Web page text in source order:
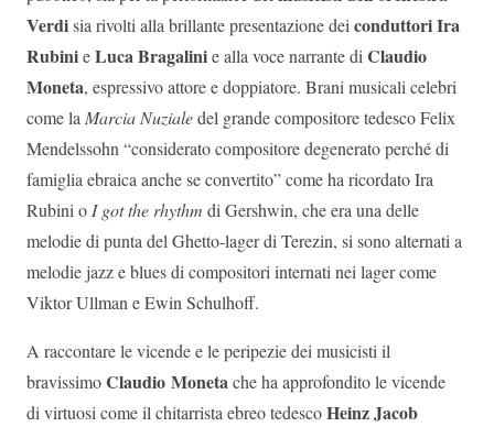
Verdisia rivolti alla brillante presentazione dei conduttori Ira
RubinieLuca Bragalinie alla voce narrante di Claudio
Moneta, espressivo attore e doppiatore. Brani musicali celebri
come la Marcia Nuzialedel grande compositore tedesco Felix
Mendelssohn “considerato compositore degenerato perché di
famiglia ebraica anche se convertito” come ha ricordato Ira
Rubini o I got the rhythm di Gershwin, che era una delle
melodie di punta del Ghetto-lager di Terezin, si sono alternati a
melodie jazz e blues di compositori internati nei lager come
Viktor Ullman e Ewin Schulhoff.
A raccontare le vicende e le peripezie dei musicisti il
bravissimoClaudio Monetache ha approfondito le vicende
di virtuosi come il chitarrista ebreo tedescoHeinz Jacob